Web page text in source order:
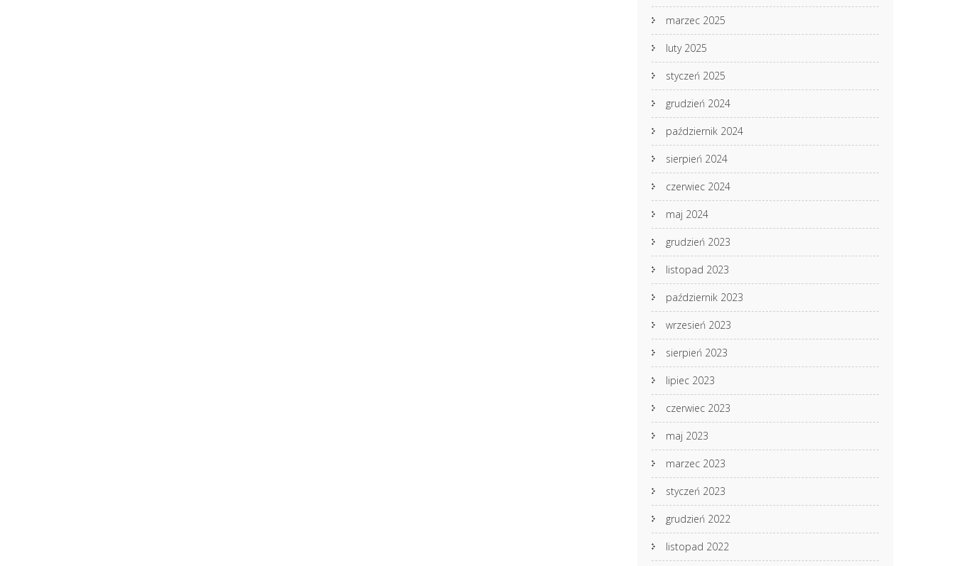
marzec 2025
luty 2025
styczeń 2025
grudzień 2024
październik 2024
sierpień 2024
czerwiec 2024
maj 2024
grudzień 2023
listopad 2023
październik 2023
wrzesień 2023
sierpień 2023
lipiec 2023
czerwiec 2023
maj 2023
marzec 2023
styczeń 2023
grudzień 2022
listopad 2022